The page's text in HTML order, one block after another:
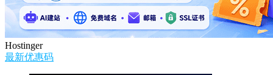
Hostinger
最新优惠码